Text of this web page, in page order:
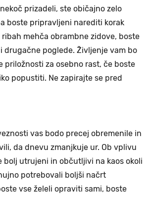
prizadeli, ste običajno zelo
boste pripravljeni narediti korak
mehča obrambne zidove, boste
drugačne poglede. Življenje vam bo
priložnosti za osebno rast, če boste
popustiti. Ne zapirajte se pred
vas bodo precej obremenile in
da dnevu zmanjkuje ur. Ob vplivu
bolj utrujeni in občutljivi na kaos okoli
potrebovali boljši načrt
vse želeli opraviti sami, boste